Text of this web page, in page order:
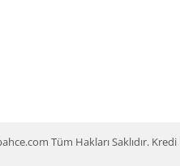
Tüm Hakları Saklıdır.